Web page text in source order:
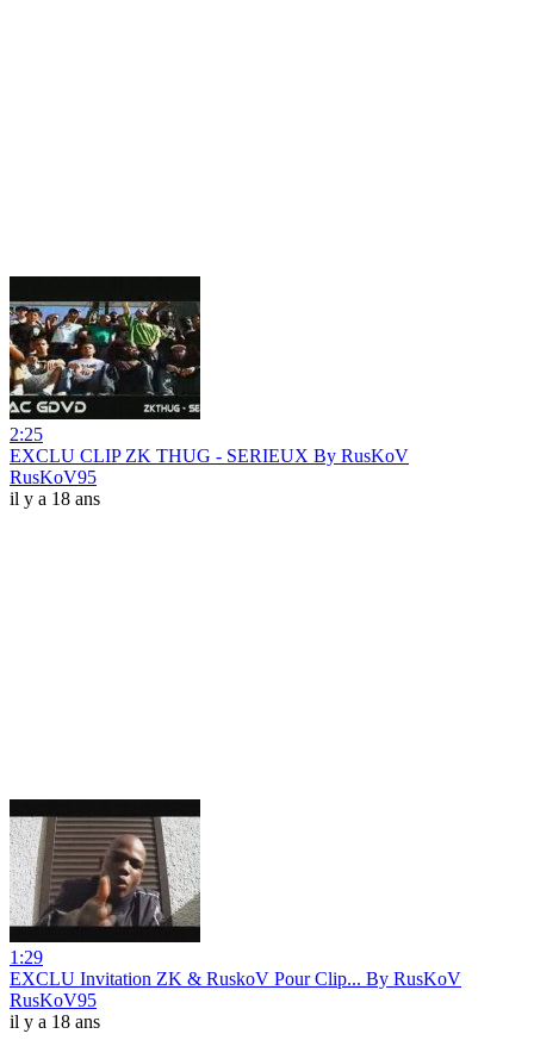
2:25
EXCLU CLIP ZK THUG - SERIEUX By RusKoV
RusKoV95
il y a 18 ans
1:29
EXCLU Invitation ZK & RuskoV Pour Clip... By RusKoV
RusKoV95
il y a 18 ans